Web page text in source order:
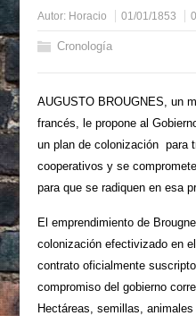
Autor: Horacio 01/01/1853
Cronología
AUGUSTO BROUGNES, un
francés, le propone al
un plan de colonización para
cooperativos y se
para que se radiquen en esa
El emprendimiento de
colonización efectivizado en
contrato oficialmente
compromiso del gobierno
Hectáreas, semillas,